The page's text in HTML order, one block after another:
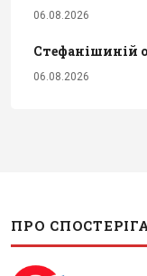
06.08.2026
Стефанішиній
06.08.2026
ПРО